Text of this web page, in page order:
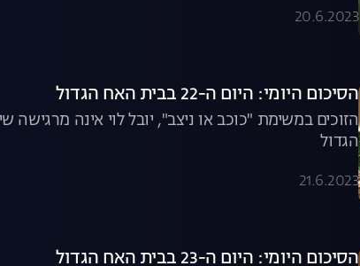
20.6.2023
הסיכום היומי: היום ה-22 בבית האח הגדול
הגדול
21.6.2023
הסיכום היומי: היום ה-23 בבית האח הגדול